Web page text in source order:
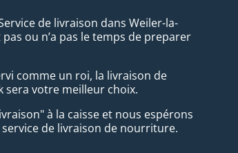
de livraison dans Weiler-la-
ou n’a pas le temps de preparer
comme un roi, la livraison de
sera votre meilleur choix.
à la caisse et nous espérons
de livraison de nourriture.